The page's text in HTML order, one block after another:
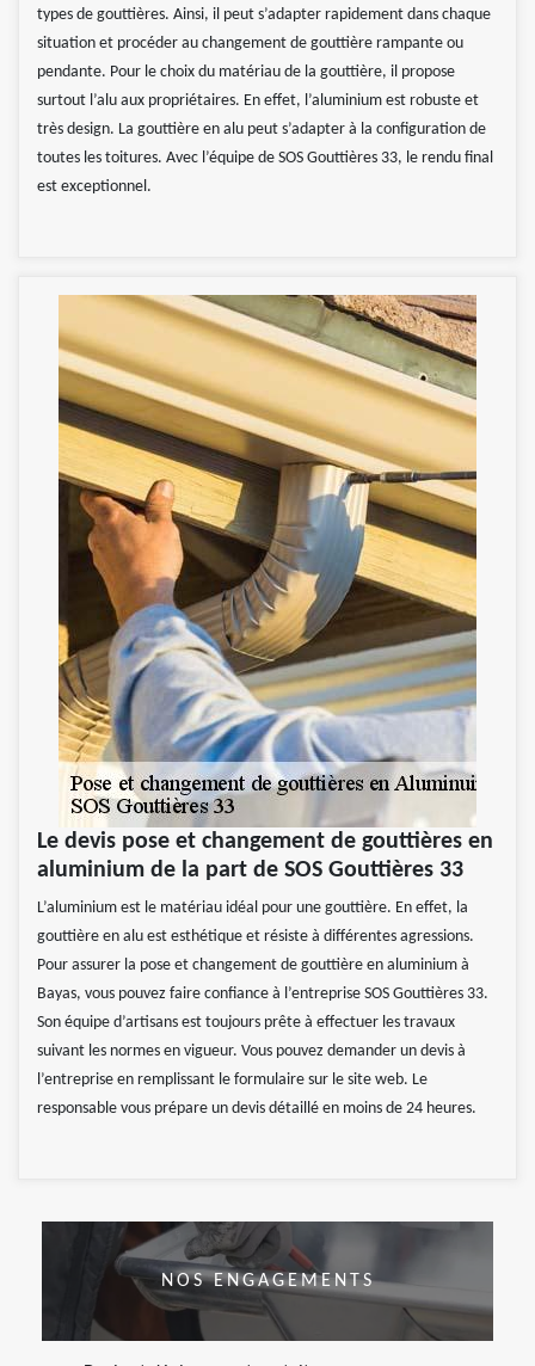
types de gouttières. Ainsi, il peut s’adapter rapidement dans chaque
situation et procéder au changement de gouttière rampante ou
pendante. Pour le choix du matériau de la gouttière, il propose
surtout l’alu aux propriétaires. En effet, l’aluminium est robuste et
très design. La gouttière en alu peut s’adapter à la configuration de
toutes les toitures. Avec l’équipe de SOS Gouttières 33, le rendu final
est exceptionnel.
Le devis pose et changement de gouttières en
aluminium de la part de SOS Gouttières 33
L’aluminium est le matériau idéal pour une gouttière. En effet, la
gouttière en alu est esthétique et résiste à différentes agressions.
Pour assurer la pose et changement de gouttière en aluminium à
Bayas, vous pouvez faire confiance à l’entreprise SOS Gouttières 33.
Son équipe d’artisans est toujours prête à effectuer les travaux
suivant les normes en vigueur. Vous pouvez demander un devis à
l’entreprise en remplissant le formulaire sur le site web. Le
responsable vous prépare un devis détaillé en moins de 24 heures.
NOS ENGAGEMENTS